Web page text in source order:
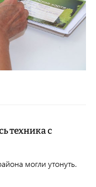
техника с
могли утонуть.